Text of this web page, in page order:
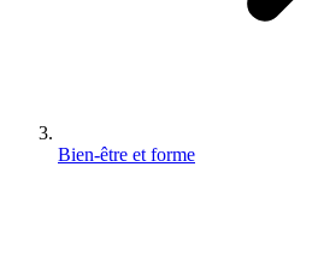
Bien-être et forme